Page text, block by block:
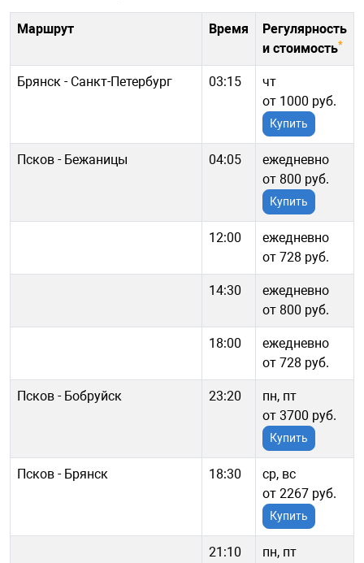
Маршрут Время
Регулярность
и стоимость*
Брянск - Санкт-Петербург 03:15
чт
от 1000 руб.
Купить
Псков - Бежаницы 04:05
ежедневно
от 800 руб.
Купить
12:00
ежедневно
от 728 руб.
14:30
ежедневно
от 800 руб.
18:00
ежедневно
от 728 руб.
Псков - Бобруйск 23:20
пн, пт
от 3700 руб.
Купить
Псков - Брянск 18:30
ср, вс
от 2267 руб.
Купить
21:10
пн, пт